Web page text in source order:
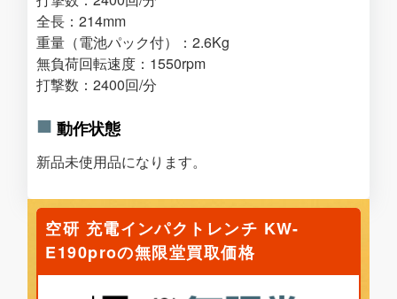
全長：214mm
重量（電池パック付）：2.6Kg
無負荷回転速度：1550rpm
打撃数：2400回/分
動作状態
新品未使用品になります。
空研 充電インパクトレンチ KW-
E190proの無限堂買取価格